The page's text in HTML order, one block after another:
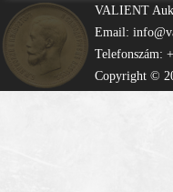
VALIENT
Email:
Telefonszám:
Copyright ©